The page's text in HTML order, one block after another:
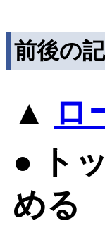
前後の
▲ ロ
●
ト
める